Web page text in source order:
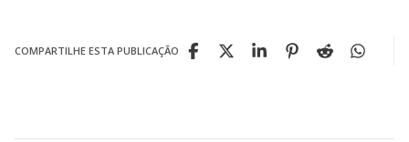
COMPARTILHE ESTA PUBLICAÇÃO